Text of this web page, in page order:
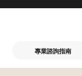
專業諮詢指南